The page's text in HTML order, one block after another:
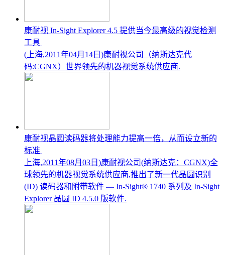
康耐视 In-Sight Explorer 4.5 提供当今最高级的视觉检测
工具
(上海,2011年04月14日)康耐视公司（纳斯达克代
码:CGNX）世界领先的机器视觉系统供应商.
康耐视晶圆读码器将处理能力提高一倍，从而设立新的
标准
上海,2011年08月03日)康耐视公司(纳斯达克：CGNX)全
球领先的机器视觉系统供应商,推出了新一代晶圆识别
(ID) 读码器和附带软件 — In-Sight® 1740 系列及 In-Sight
Explorer 晶圆 ID 4.5.0 版软件.